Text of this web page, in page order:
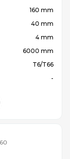
160 mm
40 mm
4 mm
6000 mm
T6/T66
-